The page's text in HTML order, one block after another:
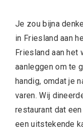
Je zou bijna
in Friesland aan
Friesland aan het
aanleggen om te
handig, omdat je
varen. Wij
restaurant dat
een uitstekende